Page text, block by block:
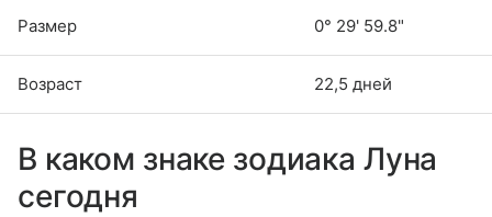
Размер 0° 29' 59.8"
Возраст 22,5 дней
В каком знаке зодиака Луна
сегодня